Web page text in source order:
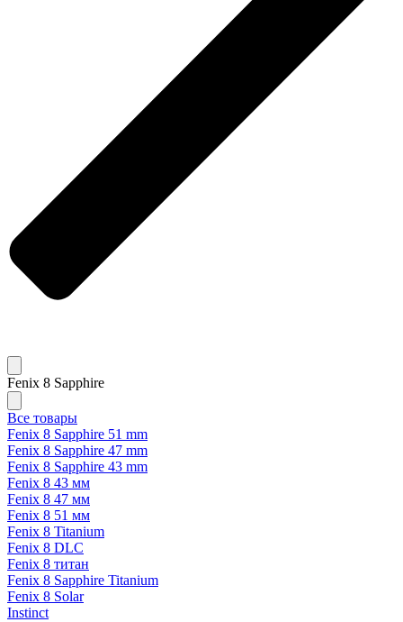
Fenix 8 Sapphire
Все товары
Fenix 8 Sapphire 51 mm
Fenix 8 Sapphire 47 mm
Fenix 8 Sapphire 43 mm
Fenix 8 43 мм
Fenix 8 47 мм
Fenix 8 51 мм
Fenix 8 Titanium
Fenix 8 DLC
Fenix 8 титан
Fenix 8 Sapphire Titanium
Fenix 8 Solar
Instinct